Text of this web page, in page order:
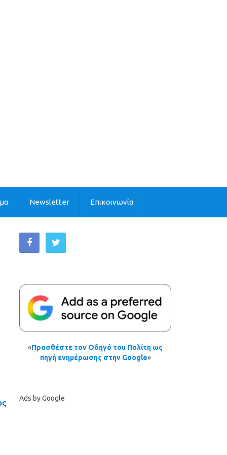
Newsletter Επικοινωνία
«Προσθέστε τον Οδηγό του Πολίτη ως
πηγή ενημέρωσης στην Google»
Ads by Google